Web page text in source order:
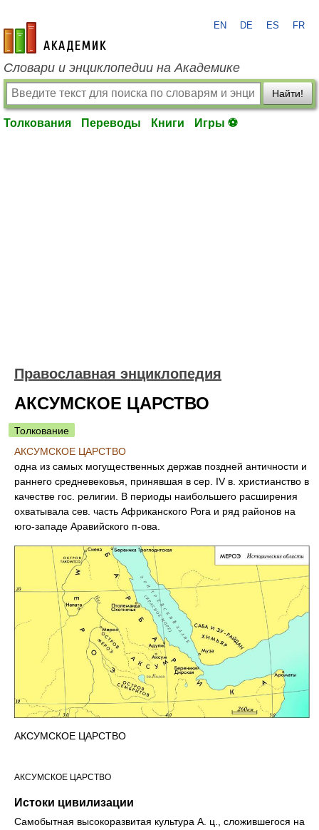
academic.ru
EN DE ES FR
Словари и энциклопедии на Академике
Найти!
Толкования Переводы Книги Игры ⚽
Православная энциклопедия
АКСУМСКОЕ ЦАРСТВО
Толкование
АКСУМСКОЕ ЦАРСТВО
одна из самых могущественных держав поздней античности и
раннего средневековья, принявшая в сер. IV в. христианство в
качестве гос. религии. В периоды наибольшего расширения
охватывала сев. часть Африканского Рога и ряд районов на
юго-западе Аравийского п-ова.
АКСУМСКОЕ ЦАРСТВО
АКСУМСКОЕ ЦАРСТВО
Истоки цивилизации
Самобытная высокоразвитая культура А. ц., сложившегося на